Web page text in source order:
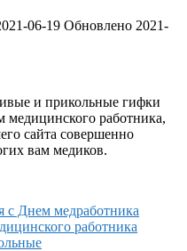
06-19 Обновлено 2021-
и прикольные гифки
работника,
сайта совершенно
вам медиков.
с Днем медработника
работника